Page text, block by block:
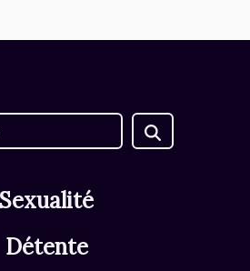
Sexualité
Détente